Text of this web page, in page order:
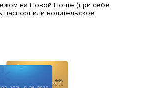
на Новой Почте (при себе
или водительское